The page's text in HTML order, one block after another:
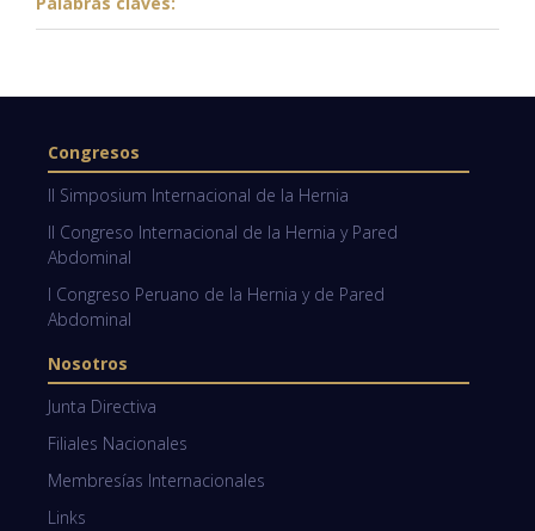
Congresos
II Simposium Internacional de la Hernia
II Congreso Internacional de la Hernia y Pared
Abdominal
I Congreso Peruano de la Hernia y de Pared
Abdominal
Nosotros
Junta Directiva
Filiales Nacionales
Membresías Internacionales
Links